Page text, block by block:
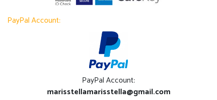
PayPal Account:
PayPal Account:
marisstellamarisstella@gmail.com